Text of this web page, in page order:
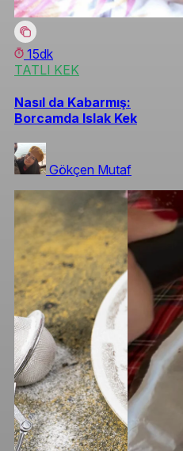
15dk
TATLI KEK
Nasıl da Kabarmış:
Borcamda Islak Kek
Gökçen Mutaf